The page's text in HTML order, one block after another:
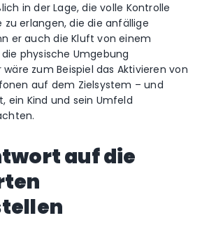
in der Lage, die volle Kontrolle
zu erlangen, die die anfällige
er auch die Kluft von einem
physische Umgebung
zum Beispiel das Aktivieren von
auf dem Zielsystem – und
ein Kind und sein Umfeld
auf die